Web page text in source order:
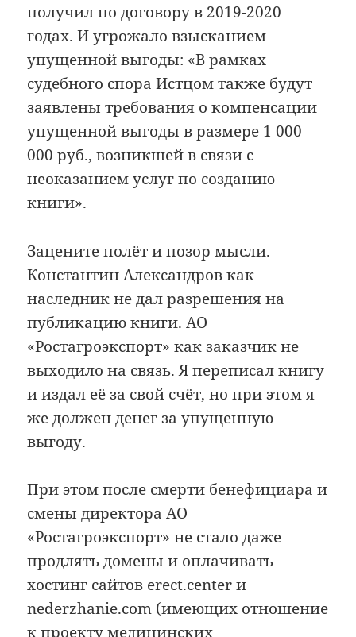
получил по договору в 2019-2020
годах. И угрожало взысканием
упущенной выгоды: «В рамках
судебного спора Истцом также будут
заявлены требования о компенсации
упущенной выгоды в размере 1 000
000 руб., возникшей в связи с
неоказанием услуг по созданию
книги».
Зацените полёт и позор мысли.
Константин Александров как
наследник не дал разрешения на
публикацию книги. АО
«Ростагроэкспорт» как заказчик не
выходило на связь. Я переписал книгу
и издал её за свой счёт, но при этом я
же должен денег за упущенную
выгоду.
При этом после смерти бенефициара и
смены директора АО
«Ростагроэкспорт» не стало даже
продлять домены и оплачивать
хостинг сайтов erect.center и
nederzhanie.com (имеющих отношение
к проекту медицинских